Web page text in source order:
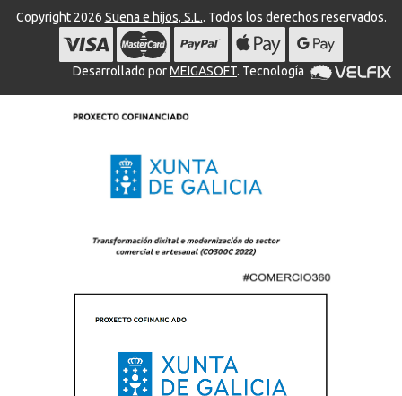
Copyright 2026 Suena e hijos, S.L.. Todos los derechos reservados.
Desarrollado porMEIGASOFT. Tecnología